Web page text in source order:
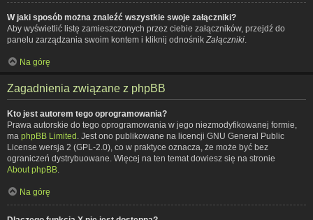
W jaki sposób można znaleźć wszystkie swoje załączniki?
Aby wyświetlić listę zamieszczonych przez ciebie załączników, przejdź do
panelu zarządzania swoim kontem i kliknij odnośnik Załączniki
Na górę
Zagadnienia związane z phpBB
Kto jest autorem tego oprogramowania?
Prawa autorskie do tego oprogramowania w jego niezmodyfikowanej formie,
ma phpBB Limited . Jest ono publikowane na licencji GNU General Public
License wersja 2 (GPL-2.0), co w praktyce oznacza, że może być bez
ograniczeń dystrybuowane. Więcej na ten temat dowiesz się na stronie
About phpBB
Na górę